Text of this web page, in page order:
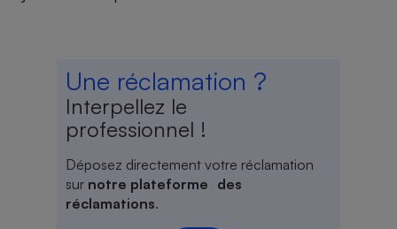
Une réclamation ?
Interpellez le
professionnel !
Déposez directement votre réclamation
sur notre plateforme des
réclamations.